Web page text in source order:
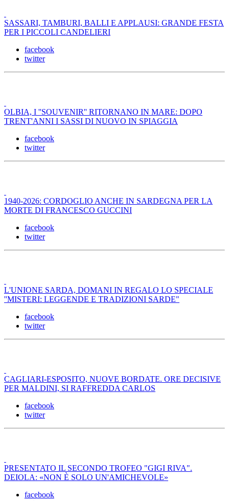
SASSARI, TAMBURI, BALLI E APPLAUSI: GRANDE FESTA
PER I PICCOLI CANDELIERI
facebook
twitter
OLBIA, I ''SOUVENIR'' RITORNANO IN MARE: DOPO
TRENT'ANNI I SASSI DI NUOVO IN SPIAGGIA
facebook
twitter
1940-2026: CORDOGLIO ANCHE IN SARDEGNA PER LA
MORTE DI FRANCESCO GUCCINI
facebook
twitter
L'UNIONE SARDA, DOMANI IN REGALO LO SPECIALE
''MISTERI: LEGGENDE E TRADIZIONI SARDE"
facebook
twitter
CAGLIARI-ESPOSITO, NUOVE BORDATE. ORE DECISIVE
PER MALDINI, SI RAFFREDDA CARLOS
facebook
twitter
PRESENTATO IL SECONDO TROFEO "GIGI RIVA".
DEIOLA: «NON È SOLO UN'AMICHEVOLE»
facebook